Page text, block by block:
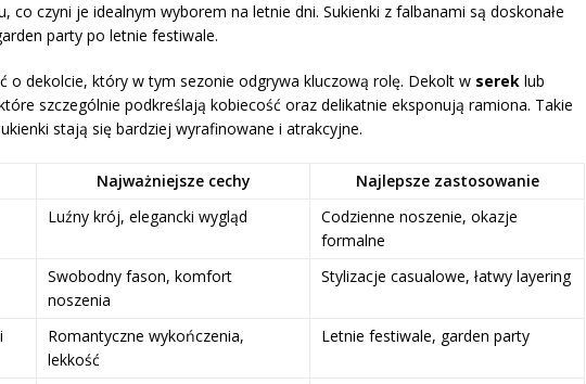
co czyni je idealnym wyborem na letnie dni. Sukienki z falbanami są doskonałe
party po letnie festiwale.
o dekolcie, który w tym sezonie odgrywa kluczową rolę. Dekolt w serek lub
szczególnie podkreślają kobiecość oraz delikatnie eksponują ramiona. Takie
stają się bardziej wyrafinowane i atrakcyjne.
Najważniejsze cechy
Najlepsze zastosowanie
Luźny krój, elegancki wygląd
Codzienne noszenie, okazje
formalne
Swobodny fason, komfort
noszenia
Stylizacje casualowe, łatwy layering
Romantyczne wykończenia,
lekkość
Letnie festiwale, garden party